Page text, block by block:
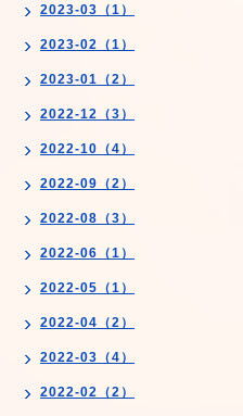
2023-03（1）
2023-02（1）
2023-01（2）
2022-12（3）
2022-10（4）
2022-09（2）
2022-08（3）
2022-06（1）
2022-05（1）
2022-04（2）
2022-03（4）
2022-02（2）